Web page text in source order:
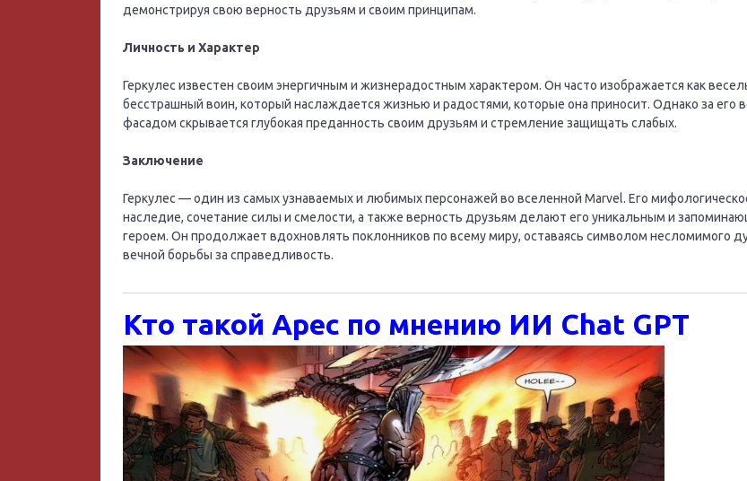
демонстрируя свою верность друзьям и своим принципам.
Личность и Характер
Геркулес известен своим энергичным и жизнерадостным характером. Он часто изображается как
бесстрашный воин, который наслаждается жизнью и радостями, которые она приносит. Однако за его
фасадом скрывается глубокая преданность своим друзьям и стремление защищать слабых.
Заключение
Геркулес — один из самых узнаваемых и любимых персонажей во вселенной Marvel. Его
наследие, сочетание силы и смелости, а также верность друзьям делают его уникальным и
героем. Он продолжает вдохновлять поклонников по всему миру, оставаясь символом несломимого
вечной борьбы за справедливость.
Кто такой Арес по мнению ИИ Chat GPT